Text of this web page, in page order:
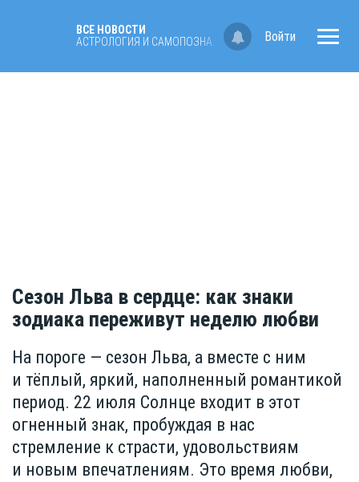
ВСЕ НОВОСТИ
Войти
Сезон Льва в сердце: как знаки
зодиака переживут неделю любви
На пороге — сезон Льва, а вместе с ним
и тёплый, яркий, наполненный романтикой
период. 22 июля Солнце входит в этот
огненный знак, пробуждая в нас
стремление к страсти, удовольствиям
и новым впечатлениям. Это время любви,